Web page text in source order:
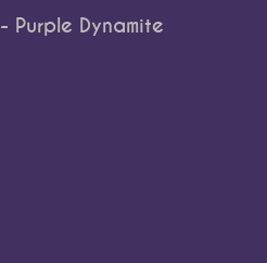
Purple Dynamite